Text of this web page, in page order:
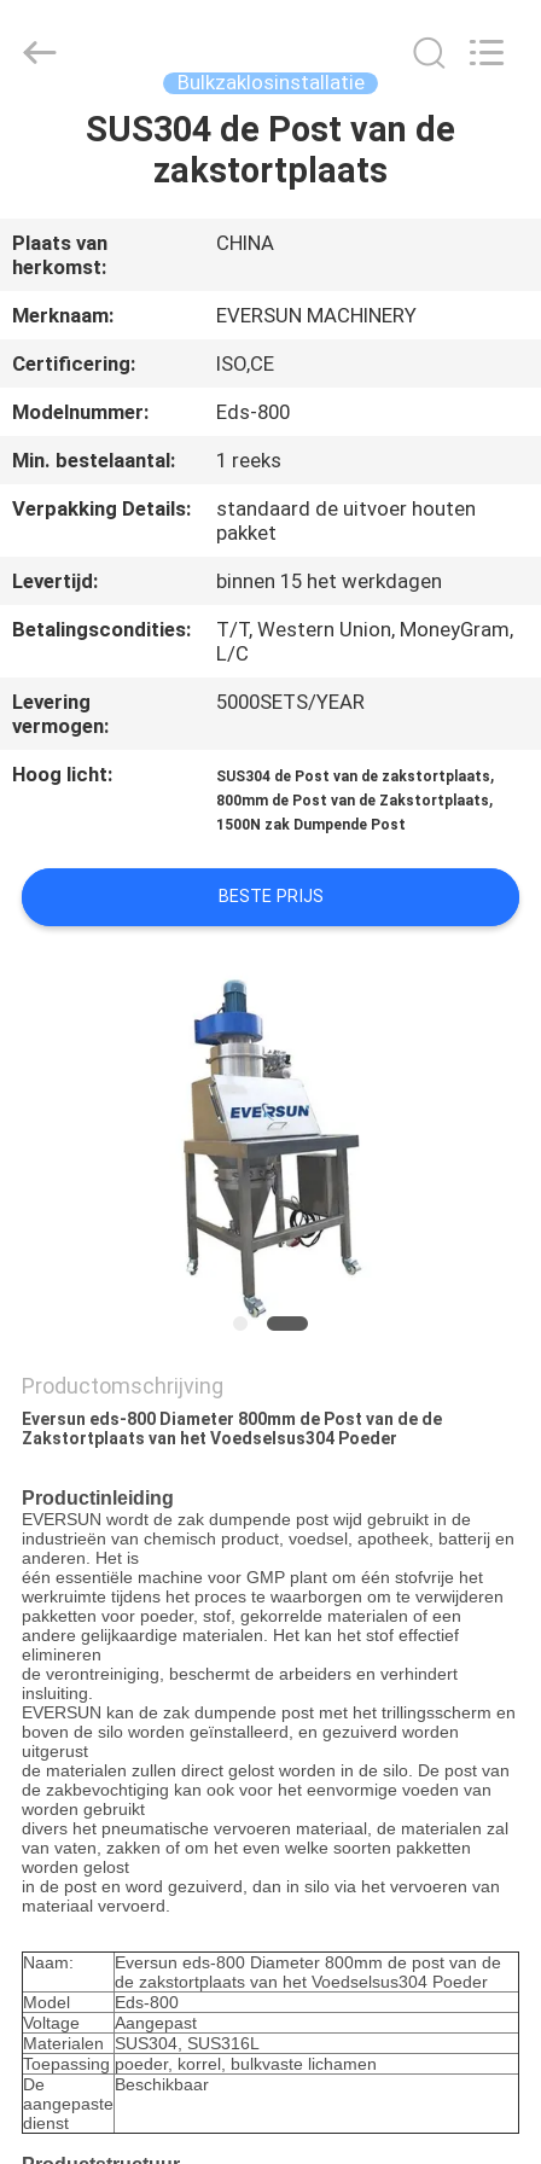
VR-
SHOW
ONGEVEER
ONS
FABRIEKSREIS
KWALITEITSCONTROLE
CONTACTEER
ONS
VERZOEK
CITAAT
PRIVACYBELEID
Bulkzaklosinstallatie
SUS304 de Post van de
zakstortplaats
Plaats van
herkomst:
CHINA
Merknaam:
EVERSUN MACHINERY
Certificering:
ISO,CE
Modelnummer:
Eds-800
Min. bestelaantal:
1 reeks
Verpakking Details:
standaard de uitvoer houten
pakket
Levertijd:
binnen 15 het werkdagen
Betalingscondities:
T/T, Western Union, MoneyGram,
L/C
Levering
vermogen:
5000SETS/YEAR
Hoog licht: SUS304 de Post van de zakstortplaats,
800mm de Post van de Zakstortplaats,
1500N zak Dumpende Post
BESTE PRIJS
Productomschrijving
Eversun eds-800 Diameter 800mm de Post van de de
Zakstortplaats van het Voedselsus304 Poeder
Productinleiding
EVERSUN wordt de zak dumpende post wijd gebruikt in de
industrieën van chemisch product, voedsel, apotheek, batterij en
anderen. Het is
één essentiële machine voor GMP plant om één stofvrije het
werkruimte tijdens het proces te waarborgen om te verwijderen
pakketten voor poeder, stof, gekorrelde materialen of een
andere gelijkaardige materialen. Het kan het stof effectief
elimineren
de verontreiniging, beschermt de arbeiders en verhindert
insluiting.
EVERSUN kan de zak dumpende post met het trillingsscherm en
boven de silo worden geïnstalleerd, en gezuiverd worden
uitgerust
de materialen zullen direct gelost worden in de silo. De post van
de zakbevochtiging kan ook voor het eenvormige voeden van
worden gebruikt
divers het pneumatische vervoeren materiaal, de materialen zal
van vaten, zakken of om het even welke soorten pakketten
worden gelost
in de post en word gezuiverd, dan in silo via het vervoeren van
materiaal vervoerd.
Naam:
Eversun eds-800 Diameter 800mm de post van de
de zakstortplaats van het Voedselsus304 Poeder
Model
Eds-800
Voltage
Aangepast
Materialen
SUS304, SUS316L
Toepassing poeder, korrel, bulkvaste lichamen
De
aangepaste
dienst
Beschikbaar